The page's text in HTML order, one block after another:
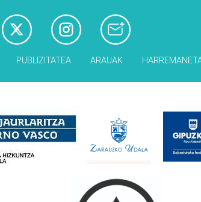
PUBLIZITATEA ARAUAK